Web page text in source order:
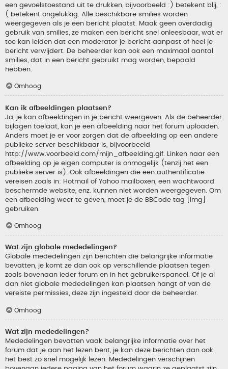
een gevoelstoestand uit te drukken, bijvoorbeeld :) betekent blij, :
( betekent ongelukkig. Alle beschikbare smilies worden
weergegeven als je een bericht plaatst. Maak geen overdadig
gebruik van smilies, ze maken een bericht snel onleesbaar, wat er
toe kan leiden dat een moderator je bericht aanpast of heel je
bericht verwijdert. De beheerder kan ook een maximaal aantal
smilies, dat in een bericht gebruikt mag worden, bepaald
hebben.
Omhoog
Kan ik afbeeldingen plaatsen?
Ja, je kan afbeeldingen in je bericht weergeven. Als de beheerder
bijlagen toelaat, kan je een afbeelding naar het forum uploaden.
Anders moet je er voor zorgen dat de afbeelding op een andere
publieke server beschikbaar is, bijvoorbeeld
http://www.voorbeeld.com/mijn_afbeelding.gif. Linken naar een
afbeelding op je eigen computer is onmogelijk (tenzij het een
publieke server is). Ook afbeeldingen die een authentificatie
vereisen zoals in: Hotmail of Yahoo mailboxen, een wachtwoord
beschermde website, enz. kunnen niet worden weergegeven. Om
een afbeelding weer te geven, moet je de BBCode tag [img]
gebruiken.
Omhoog
Wat zijn globale mededelingen?
Globale mededelingen zijn berichten die belangrijke informatie
bevatten, je komt ze dan ook op verschillende plaatsen tegen
zoals bovenaan ieder forum en in het gebruikerspaneel. Of je al
dan niet globale mededelingen kan plaatsen hangt af van de
vereiste permissies, deze zijn ingesteld door de beheerder.
Omhoog
Wat zijn mededelingen?
Mededelingen bevatten vaak belangrijke informatie over het
forum dat je aan het lezen bent, je kan deze berichten dan ook
het best zo snel mogelijk lezen. Mededelingen verschijnen